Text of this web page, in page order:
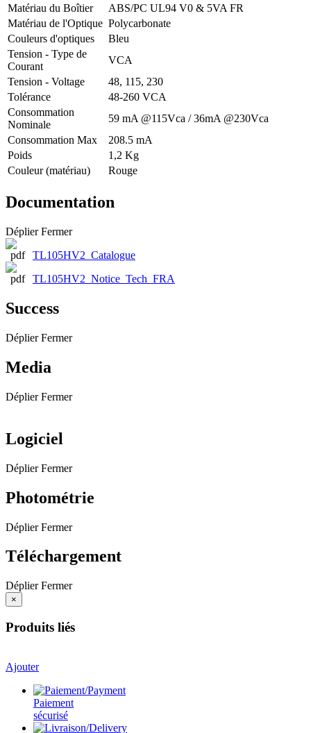
Matériau du Boîtier
ABS/PC UL94 V0 & 5VA FR
Matériau de l'Optique Polycarbonate
Couleurs d'optiques
Bleu
Tension - Type de
Courant
VCA
Tension - Voltage
48, 115, 230
Tolérance
48-260 VCA
Consommation
Nominale
59 mA @115Vca / 36mA @230Vca
Consommation Max
208.5 mA
Poids
1,2 Kg
Couleur (matériau)
Rouge
Documentation
Déplier Fermer
TL105HV2_Catalogue
TL105HV2_Notice_Tech_FRA
Success
Déplier Fermer
Media
Déplier Fermer
Logiciel
Déplier Fermer
Photométrie
Déplier Fermer
Téléchargement
Déplier Fermer
×
Produits liés
Ajouter
Paiement
sécurisé